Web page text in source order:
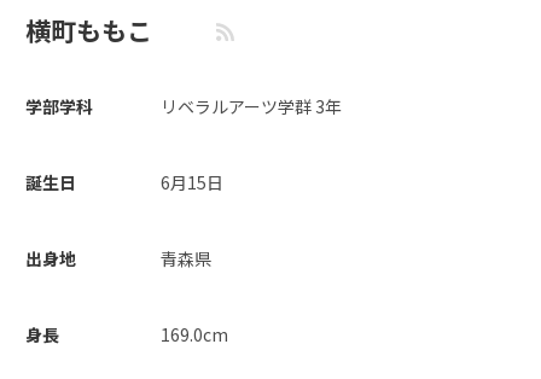
横町ももこ
学部学科 リベラルアーツ学群 3年
誕生日 6月15日
出身地 青森県
身長 169.0cm